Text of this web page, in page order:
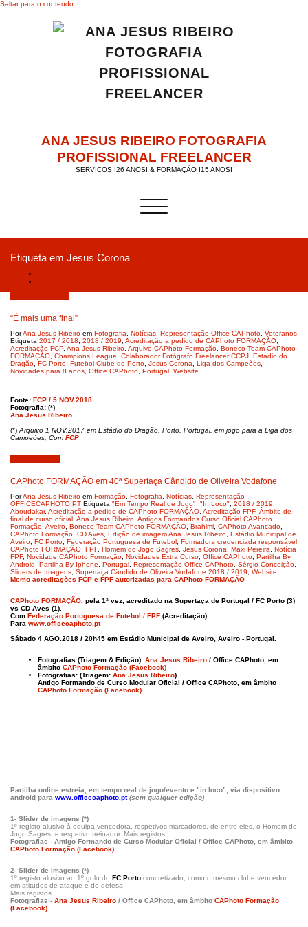
Saltar para o conteúdo
ANA JESUS RIBEIRO FOTOGRAFIA
PROFISSIONAL FREELANCER
SERVIÇOS I26 ANOSI & FORMAÇÃO I15 ANOSI
Alternar a navegação
Etiqueta em Jesus Corona
“É mais uma final”
PorAna Jesus Ribeiro em Fotografia Notícias Representação Office CAPhoto Veteranos
Etiqueta 2017 / 2018 2018 / 2019 Acreditação a pedido de CAPhoto FORMAÇÃO
Acreditação FCP, Ana Jesus Ribeiro Arquivo CAPhoto Formação Boneco Team CAPhoto
FORMAÇÃO Champions League Colaborador Fotógrafo Freelancer CCPJ Estádio do
Dragão FC Porto Futebol Clube do Porto Jesus Corona Liga dos Campeões
Novidades para 8 anos Office CAPhoto Portugal Website
Fonte: FCP / 5 NOV.2018
Fotografia: (*)
Ana Jesus Ribeiro
(*) Arquivo 1 NOV.2017 em Estádio do Dragão, Porto, Portugal, em jogo para a Liga dos
Campeões; Com FCP
CAPhoto FORMAÇÃO em 40ª Supertaça Cândido de Oliveira Vodafone
PorAna Jesus Ribeiro em Formação Fotografia Notícias Representação
OFFICECAPHOTO.PT Etiqueta "Em Tempo Real de Jogo" "In Loco" 2018 / 2019
Aboudakar, Acreditação a pedido de CAPhoto FORMAÇÃO Acreditação FPF, Âmbito de
final de curso oficial Ana Jesus Ribeiro Antigos Formandos Curso Oficial CAPhoto
Formação Aveiro Boneco Team CAPhoto FORMAÇÃO Brahimi CAPhoto Avançado
CAPhoto Formação CD Aves Edição de imagem Ana Jesus Ribeiro Estádio Municipal de
Aveiro FC Porto Federação Portuguesa de Futebol Formadora credenciada responsável
CAPhoto FORMAÇÃO FPF, Homem do Jogo Sagres Jesus Corona Maxi Pereira
Notícia
FPF, Novidade CAPhoto Formação Novidades Extra Curso Office CAPhoto Partilha By
Android
Partilha By Iphone Portugal Representação Office CAPhoto Sérgio Conceição
Sliders de Imagens Supertaça Cândido de Oliveira Vodafone 2018 / 2019
Website
Memo acreditações FCP e FPF autorizadas para CAPhoto FORMAÇÃO
CAPhoto FORMAÇÃO , pela 1ª vez, acreditado na Supertaça de Portugal / FC Porto (3)
vs CD Aves (1).
Com Federação Portuguesa de Futebol / FPF (Acreditação)
Para www.officecaphoto.pt
Sábado 4 AGO.2018 / 20h45 em Estádio Municipal de Aveiro, Aveiro - Portugal.
Fotografias (Triagem & Edição): Ana Jesus Ribeiro / Office CAPhoto, em
âmbito CAPhoto Formação (Facebook)
Fotografias: (Triagem: Ana Jesus Ribeiro)
Antigo Formando de Curso Modular Oficial / Office CAPhoto, em âmbito
CAPhoto Formação (Facebook)
Partilha online estreia, em tempo real de jogo/evento e "in loco", via dispositivo
android para www.officecaphoto.pt (sem qualquer edição)
1- Slider de imagens (*)
1º registo alusivo à equipa vencedora, respetivos marcadores, de entre eles, o Homem do
Jogo Sagres, e respetivo treinador. Mais registos.
Fotografias - Antigo Formando de Curso Modular Oficial / Office CAPhoto, em âmbito
CAPhoto Formação (Facebook)
2- Slider de imagens (*)
1º registo alusivo ao 1º golo do FC Porto concretizado, como o mesmo clube vencedor
em atitudes de ataque e de defesa.
Mais registos.
Fotografias - Ana Jesus Ribeiro / Office CAPhoto, em âmbito CAPhoto Formação
(Facebook)